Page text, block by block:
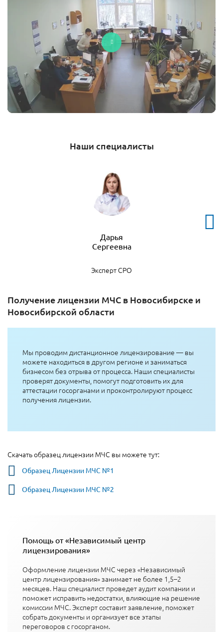
Наши специалисты
Дарья
Сергеевна
Эксперт СРО
Получение лицензии МЧС в Новосибирске и
Новосибирской области
Мы проводим дистанционное лицензирование — вы
можете находиться в другом регионе и заниматься
бизнесом без отрыва от процесса. Наши специалисты
проверят документы, помогут подготовить их для
аттестации госорганами и проконтролируют процесс
получения лицензии.
Скачать образец лицензии МЧС вы можете тут:
Образец Лицензии МЧС №1
Образец Лицензии МЧС №2
Помощь от «Независимый центр
лицензирования»
Оформление лицензии МЧС через «Независимый
центр лицензирования» занимает не более 1,5–2
месяцев. Наш специалист проведет аудит компании и
поможет исправить недостатки, влияющие на решение
комиссии МЧС. Эксперт составит заявление, поможет
собрать документы и организует все этапы
переговоров с госорганом.